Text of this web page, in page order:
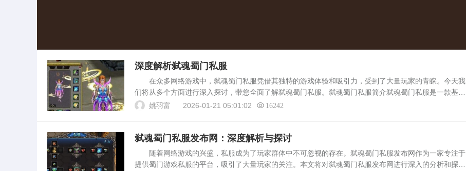
深度解析弑魂蜀门私服
在众多网络游戏中，弑魂蜀门私服凭借其独特的游戏体验和吸引力，受到了大量玩家的青睐。今天我
们将从多个方面进行深入探讨，带您全面了解弑魂蜀门私服。弑魂蜀门私服简介弑魂蜀门私服是一款基于
原作蜀门游戏开发的网络游戏私服版本。它以其独特的游戏设定、丰富的游戏内容和高度自由的玩法，吸
姚羽富 2026-01-21 05:01:02 16242
弑魂蜀门私服发布网：深度解析与探讨
随着网络游戏的兴盛，私服成为了玩家群体中不可忽视的存在。弑魂蜀门私服发布网作为一家专注于
提供蜀门游戏私服的平台，吸引了大量玩家的关注。本文将对弑魂蜀门私服发布网进行深入的分析和探